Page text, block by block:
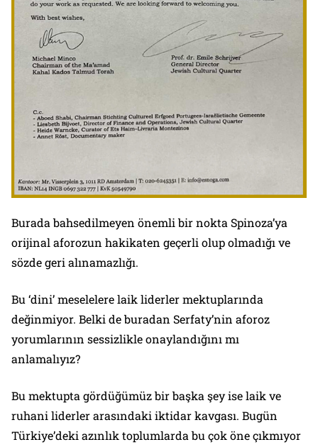
Burada bahsedilmeyen önemli bir nokta Spinoza’ya
orijinal aforozun hakikaten geçerli olup olmadığı ve
sözde geri alınamazlığı.
Bu ‘dini’ meselelere laik liderler mektuplarında
değinmiyor. Belki de buradan Serfaty’nin aforoz
yorumlarının sessizlikle onaylandığını mı
anlamalıyız?
Bu mektupta gördüğümüz bir başka şey ise laik ve
ruhani liderler arasındaki iktidar kavgası. Bugün
Türkiye’deki azınlık toplumlarda bu çok öne çıkmıyor